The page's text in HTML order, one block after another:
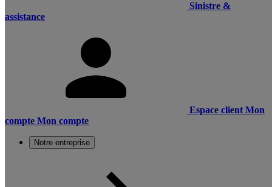
Sinistre &
assistance
Espace client Mon
compte Mon compte
Notre entreprise